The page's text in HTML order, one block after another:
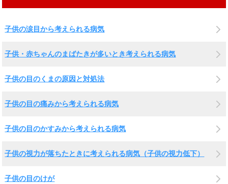
子供の涙目から考えられる病気
子供・赤ちゃんのまばたきが多いとき考えられる病気
子供の目のくまの原因と対処法
子供の目の痛みから考えられる病気
子供の目のかすみから考えられる病気
子供の視力が落ちたときに考えられる病気（子供の視力低下）
子供の目のけが